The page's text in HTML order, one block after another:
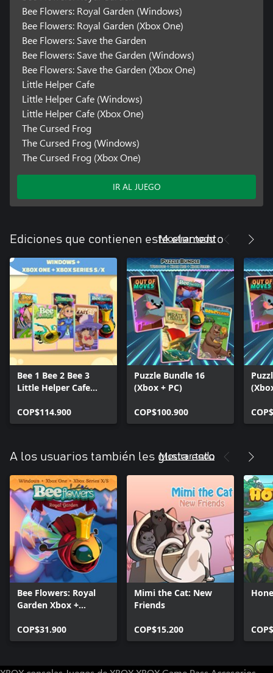
Bee Flowers: Royal Garden (Windows)
Bee Flowers: Royal Garden (Xbox One)
Bee Flowers: Save the Garden
Bee Flowers: Save the Garden (Windows)
Bee Flowers: Save the Garden (Xbox One)
Little Helper Cafe
Little Helper Cafe (Windows)
Little Helper Cafe (Xbox One)
The Cursed Frog
The Cursed Frog (Windows)
The Cursed Frog (Xbox One)
IR AL JUEGO
Ediciones que contienen este elemento
Mostrar todo
Bee 1 Bee 2 Bee 3
Little Helper Cafe
COP$114.900
Puzzle Bundle 16
(Xbox + PC)
COP$100.900
A los usuarios también les gusta esto
Mostrar todo
Bee Flowers: Royal
Garden Xbox +
COP$31.900
Mimi the Cat: New
Friends
COP$15.200